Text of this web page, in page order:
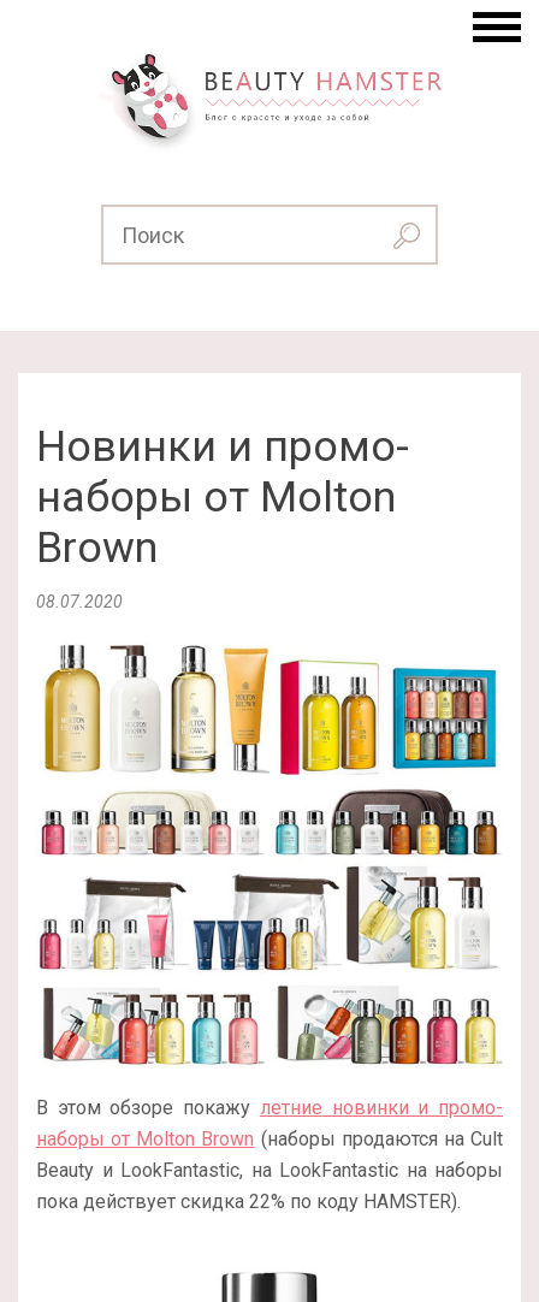
Новинки и промо-
наборы от Molton
Brown
08.07.2020
В этом обзоре покажу летние новинки и промо-
наборы от Molton Brown (наборы продаются на Cult
Beauty и LookFantastic, на LookFantastic на наборы
пока действует скидка 22% по коду HAMSTER).